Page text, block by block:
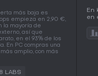
más baja es
empieza en 2,90 €,
la mayoría de
así que
en el 93% de los
En PC compras una
amplio, con más
LABS
En
en